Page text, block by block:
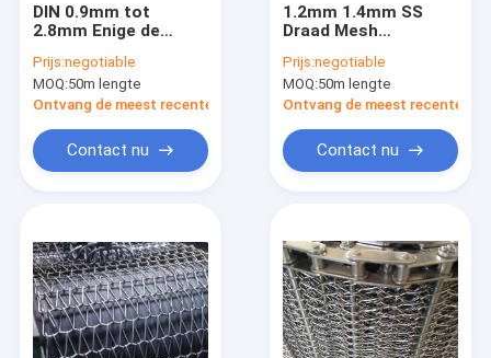
Producten
Ongeveer ons
Fabrieksreis
DIN 0.9mm tot
2.8mm Enige de
DraadTransportband
of Dubbele Lijnrand
Prijs:negotiable
MOQ:50m lengte
Ontvang de meest recente Prijs
Contact nu
1.2mm 1.4mm SS
Draad Mesh
Compound Weave
Prijs:negotiable
MOQ:50m lengte
Ontvang de meest recente
Contact nu